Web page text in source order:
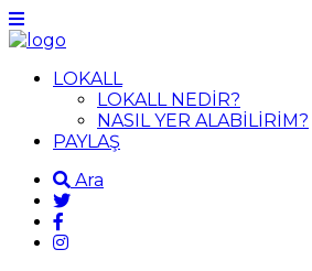
LOKALL
LOKALL NEDİR?
NASIL YER ALABİLİRİM?
PAYLAŞ
Ara